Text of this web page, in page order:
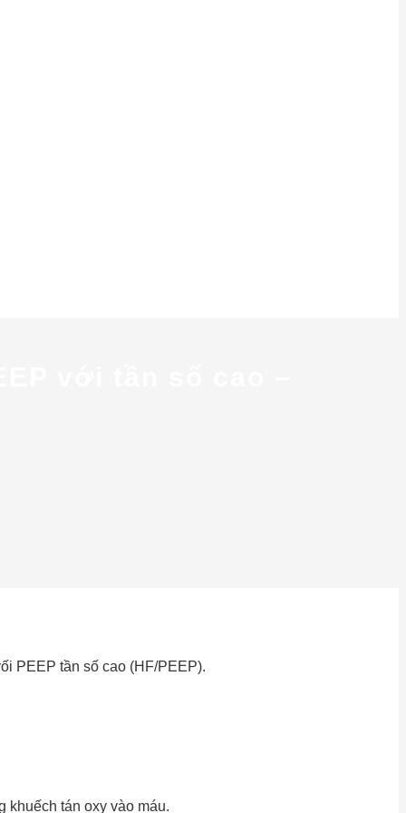
PEEP tần số cao (HF/PEEP).
khuếch tán oxy vào máu.